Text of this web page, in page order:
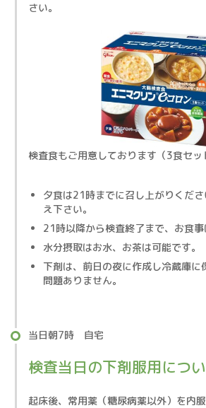
さい。
検査食もご用意しております（3食セッ
夕食は21時までに召し上がりくだ
え下さい。
21時以降から検査終了まで、お食事
水分摂取はお水、お茶は可能です。
下剤は、前日の夜に作成し冷蔵庫に
問題ありません。
当日朝7時 自宅
検査当日の下剤服用につ
起床後、常用薬（糖尿病薬以外）を内